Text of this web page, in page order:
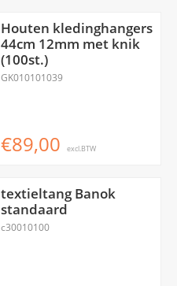
Houten kledinghangers
44cm 12mm met knik
(100st.)
GK010101039
€89,00 excl.BTW
textieltang Banok
standaard
c30010100